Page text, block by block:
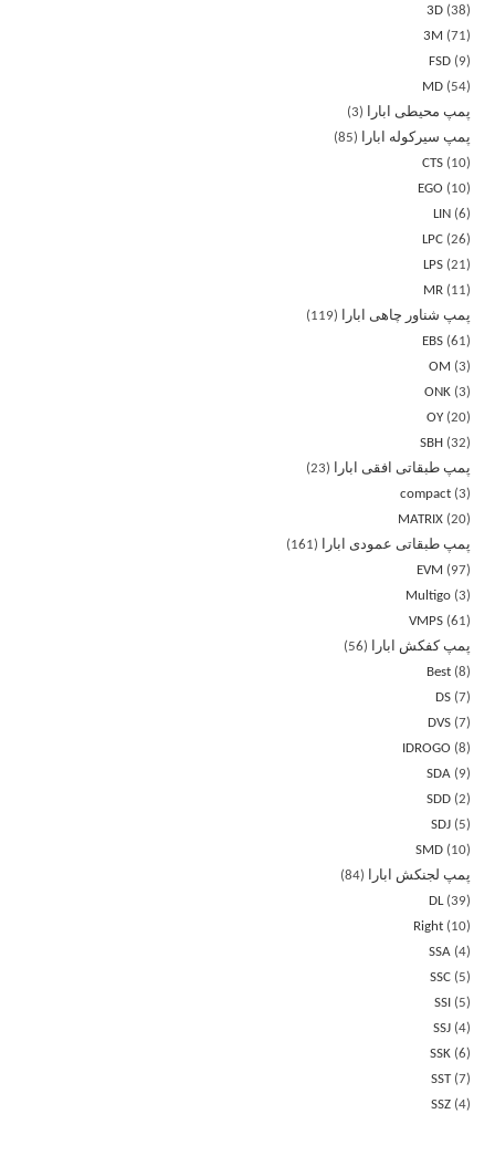
3D 38
3M
71
FSD
9
MD
54
پمپ محیطی ابارا
3
پمپ سیرکوله ابارا
85
CTS
10
EGO
10
LIN
6
LPC 26
LPS 21
MR
11
پمپ شناور چاهی ابارا
119
EBS 61
OM
3
ONK 3
OY 20
SBH
32
پمپ طبقاتی افقی ابارا
23
compact 3
MATRIX 20
پمپ طبقاتی عمودی ابارا
161
EVM
97
Multigo 3
VMPS 61
پمپ کفکش ابارا
56
Best 8
DS 7
DVS 7
IDROGO
8
SDA
9
SDD 2
SDJ
5
SMD
10
پمپ لجنکش ابارا
84
DL 39
Right
10
SSA 4
SSC
5
SSI
5
SSJ 4
SSK 6
SST 7
SSZ 4